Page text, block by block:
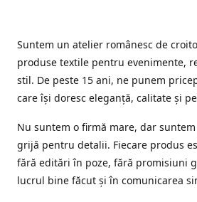
Suntem un atelier românesc de
produse textile pentru evenimente,
stil. De peste 15 ani, ne punem
care își doresc eleganță, calitate și
Nu suntem o firmă mare, dar
grijă pentru detalii. Fiecare produs
fără editări în poze, fără promisiuni
lucrul bine făcut și în comunicarea